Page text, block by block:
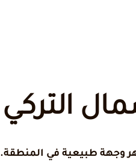
التركي
وجهة طبيعية في المنطقة.